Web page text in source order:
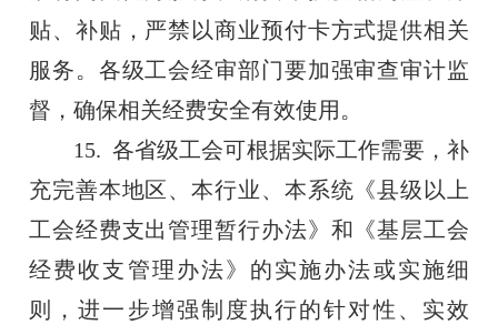
贴、补贴，严禁以商业预付卡方式提供相关
服务。各级工会经审部门要加强审查审计监
督，确保相关经费安全有效使用。
15. 各省级工会可根据实际工作需要，补
充完善本地区、本行业、本系统《县级以上
工会经费支出管理暂行办法》和《基层工会
经费收支管理办法》的实施办法或实施细
则，进一步增强制度执行的针对性、实效